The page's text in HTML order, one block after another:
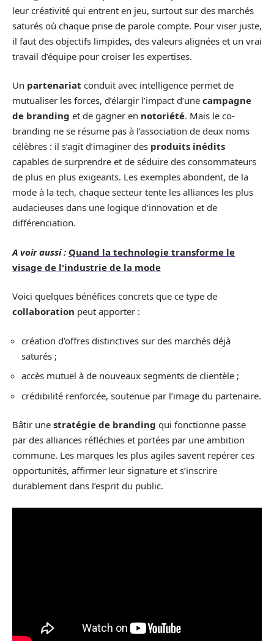
leur créativité qui entrent en jeu, surtout sur des marchés
saturés où chaque prise de parole compte. Pour viser juste,
il faut des objectifs limpides, des valeurs alignées et un vrai
travail d’équipe pour croiser les expertises.
Un partenariat conduit avec intelligence permet de
mutualiser les forces, d’élargir l’impact d’une campagne
de branding et de gagner en notoriété. Mais le co-
branding ne se résume pas à l’association de deux noms
célèbres : il s’agit d’imaginer des produits inédits
capables de surprendre et de séduire des consommateurs
de plus en plus exigeants. Les exemples abondent, de la
mode à la tech, chaque secteur tente les alliances les plus
audacieuses dans une logique d’innovation et de
différenciation.
A voir aussi : Quand la technologie transforme le
visage de l'industrie de la mode
Voici quelques bénéfices concrets que ce type de
collaboration peut apporter :
création d’offres distinctives sur des marchés déjà
saturés ;
accès mutuel à de nouveaux segments de clientèle ;
crédibilité renforcée, soutenue par l’image du partenaire.
Bâtir une stratégie de branding qui fonctionne passe
par des alliances réfléchies et portées par une ambition
commune. Les marques les plus agiles savent repérer ces
opportunités, affirmer leur signature et s’inscrire
durablement dans l’esprit du public.